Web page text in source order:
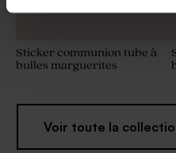
Sticker communion tube à
bulles marguerites
Voir toute la